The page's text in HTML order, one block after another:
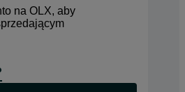
na OLX, aby